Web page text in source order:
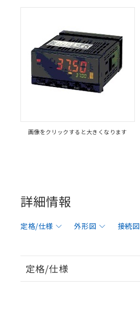
画像をクリックすると大きくなります
詳細情報
定格/仕様 外形図 接続図
定格/仕様